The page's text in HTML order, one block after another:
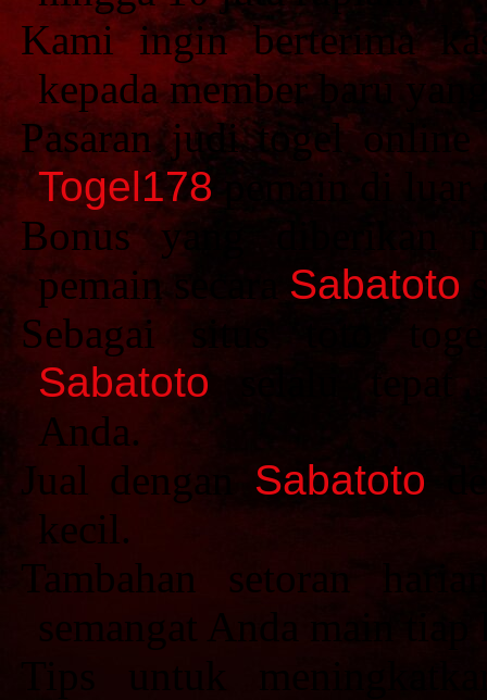
Kami ingin berterima
kepada member baru
Pasaran judi togel
Togel178 pemain di luar
Bonus yang diberikan
pemain secara Sabatoto
Sebagai situs toto
Sabatoto selalu tepat
Anda.
Jual dengan Sabatoto
kecil.
Tambahan setoran
semangat Anda main tiap
Tips untuk